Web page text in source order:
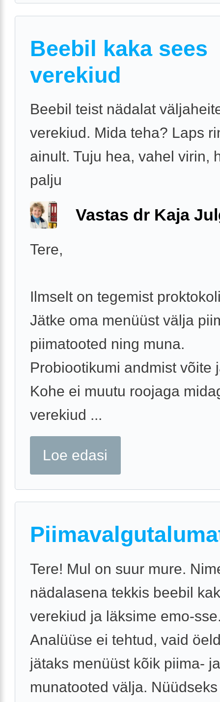
Beebil kaka sees
verekiud
Beebil teist nädalat
verekiud. Mida teha? Laps
ainult. Tuju hea, vahel virin,
palju
Vastas dr Kaja
Tere,
Ilmselt on tegemist
Jätke oma menüüst välja
piimatooted ning muna.
Probiootikumi andmist võite
Kohe ei muutu roojaga
verekiud ...
Loe edasi
Tere! Mul on suur mure.
nädalasena tekkis beebil
verekiud ja läksime emo-
Analüüse ei tehtud, vaid
jätaks menüüst kõik piima- ja
munatooted välja.